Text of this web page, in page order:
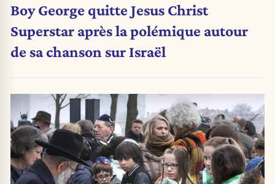
Boy George quitte Jesus Christ
Superstar après la polémique autour
de sa chanson sur Israël